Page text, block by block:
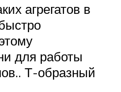
агрегатов в
для работы
Т-образный